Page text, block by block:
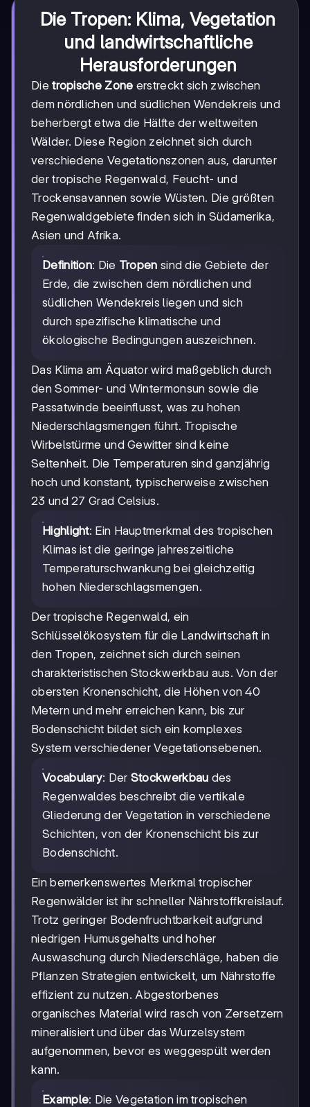
Die Tropen: Klima, Vegetation
und landwirtschaftliche
Herausforderungen
Dietropische Zone erstreckt sich zwischen
dem nördlichen und südlichen Wendekreis und
beherbergt etwa die Hälfte der weltweiten
Wälder. Diese Region zeichnet sich durch
verschiedene Vegetationszonen aus, darunter
der tropische Regenwald, Feucht- und
Trockensavannen sowie Wüsten. Die größten
Regenwaldgebiete finden sich in Südamerika,
Asien und Afrika.
Definition: Die Tropen sind die Gebiete der
Erde, die zwischen dem nördlichen und
südlichen Wendekreis liegen und sich
durch spezifische klimatische und
ökologische Bedingungen auszeichnen.
Das Klima am Äquator wird maßgeblich durch
den Sommer- und Wintermonsun sowie die
Passatwinde beeinflusst, was zu hohen
Niederschlagsmengen führt. Tropische
Wirbelstürme und Gewitter sind keine
Seltenheit. Die Temperaturen sind ganzjährig
hoch und konstant, typischerweise zwischen
23 und 27 Grad Celsius.
Highlight: Ein Hauptmerkmal des tropischen
Klimas ist die geringe jahreszeitliche
Temperaturschwankung bei gleichzeitig
hohen Niederschlagsmengen.
Der tropische Regenwald, ein
Schlüsselökosystem für die Landwirtschaft in
den Tropen, zeichnet sich durch seinen
charakteristischen Stockwerkbau aus. Von der
obersten Kronenschicht, die Höhen von 40
Metern und mehr erreichen kann, bis zur
Bodenschicht bildet sich ein komplexes
System verschiedener Vegetationsebenen.
Vocabulary: Der Stockwerkbau des
Regenwaldes beschreibt die vertikale
Gliederung der Vegetation in verschiedene
Schichten, von der Kronenschicht bis zur
Bodenschicht.
Ein bemerkenswertes Merkmal tropischer
Regenwälder ist ihr schneller Nährstoffkreislauf.
Trotz geringer Bodenfruchtbarkeit aufgrund
niedrigen Humusgehalts und hoher
Auswaschung durch Niederschläge, haben die
Pflanzen Strategien entwickelt, um Nährstoffe
effizient zu nutzen. Abgestorbenes
organisches Material wird rasch von Zersetzern
mineralisiert und über das Wurzelsystem
aufgenommen, bevor es weggespült werden
kann.
Example: Die Vegetation im tropischen